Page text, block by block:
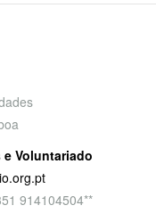
Voluntariado
914104504**